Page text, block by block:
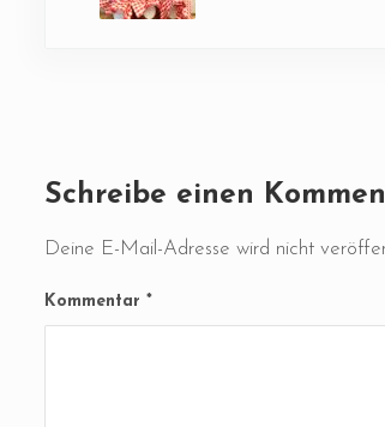
Schreibe einen
Deine E-Mail-Adresse wird nicht
Kommentar *